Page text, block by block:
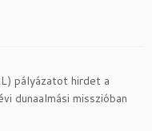
pályázatot hirdet a
dunaalmási misszióban